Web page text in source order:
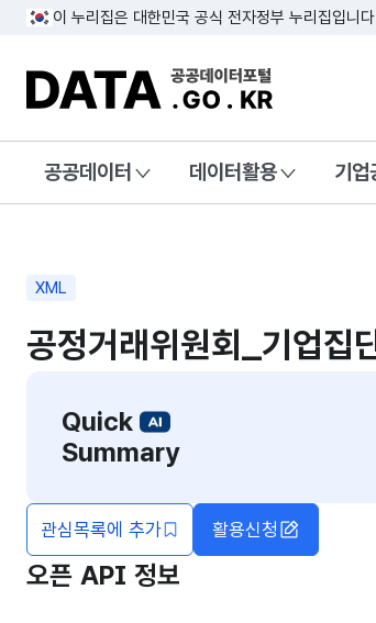
이 누리집은 대한민국 공식 전자정부 누리집입니
DATA.GO.KR 공공데이터포털
공공데이터 데이터활용 기업
XML
공정거래위원회_기업집
Quick
Summary
관심목록에 추가 활용신청
오픈 API 정보